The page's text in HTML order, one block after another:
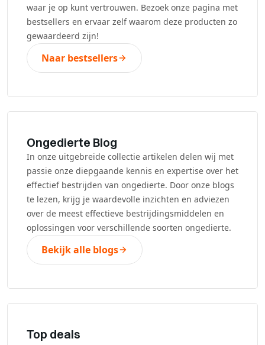
waar je op kunt vertrouwen. Bezoek onze pagina met
bestsellers en ervaar zelf waarom deze producten zo
gewaardeerd zijn!
Naar bestsellers
Ongedierte Blog
In onze uitgebreide collectie artikelen delen wij met
passie onze diepgaande kennis en expertise over het
effectief bestrijden van ongedierte. Door onze blogs
te lezen, krijg je waardevolle inzichten en adviezen
over de meest effectieve bestrijdingsmiddelen en
oplossingen voor verschillende soorten ongedierte.
Bekijk alle blogs
Top deals